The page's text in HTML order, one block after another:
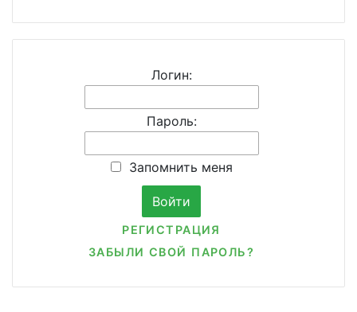
Логин:
Пароль:
Запомнить меня
РЕГИСТРАЦИЯ
ЗАБЫЛИ СВОЙ ПАРОЛЬ?